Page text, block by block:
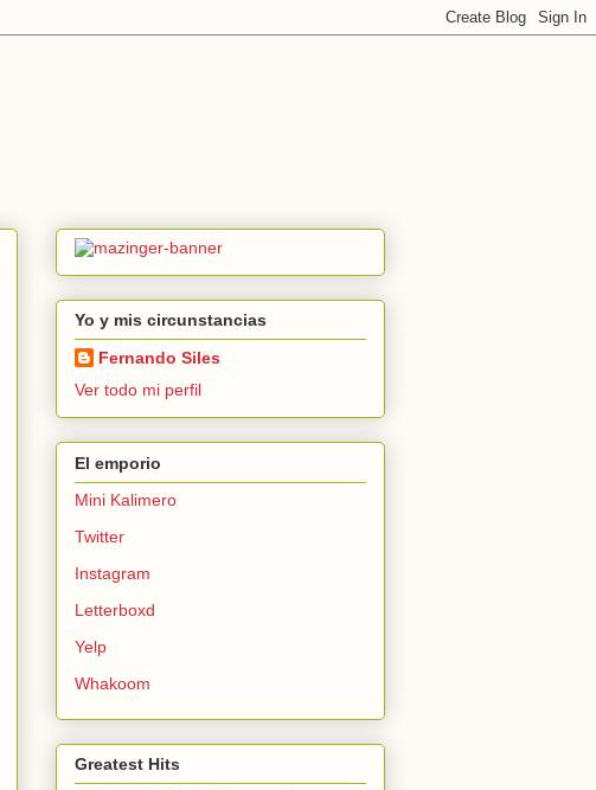
Yo y mis circunstancias
Fernando Siles
Ver todo mi perfil
El emporio
Mini Kalimero
Twitter
Instagram
Letterboxd
Yelp
Whakoom
Greatest Hits